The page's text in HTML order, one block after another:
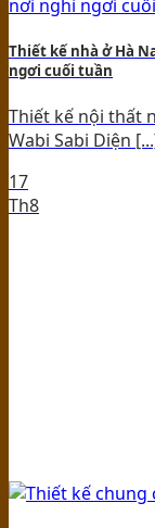
Thiết kế nhà ở Hà
ngơi cuối tuần
Thiết kế nội thất
Wabi Sabi Diện
17
Th8